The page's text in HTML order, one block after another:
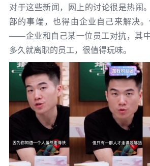
对于这些新闻，网上的讨论很是热闹
部的事端，也得由企业自己来解决
——企业和自己某一位员工对抗，其
多久就离职的员工，很值得玩味。